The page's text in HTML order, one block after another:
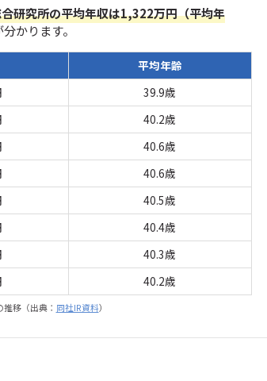
研究所の平均年収は1,322万円（平均年
かります。
平均年齢
39.9歳
40.2歳
40.6歳
40.6歳
40.5歳
40.4歳
40.3歳
40.2歳
移（出典： 同社IR資料）